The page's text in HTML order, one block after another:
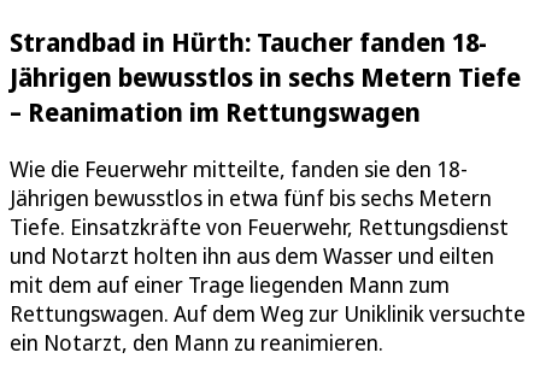
Strandbad in Hürth: Taucher fanden 18-
Jährigen bewusstlos in sechs Metern Tiefe
– Reanimation im Rettungswagen
Wie die Feuerwehr mitteilte, fanden sie den 18-
Jährigen bewusstlos in etwa fünf bis sechs Metern
Tiefe. Einsatzkräfte von Feuerwehr, Rettungsdienst
und Notarzt holten ihn aus dem Wasser und eilten
mit dem auf einer Trage liegenden Mann zum
Rettungswagen. Auf dem Weg zur Uniklinik versuchte
ein Notarzt, den Mann zu reanimieren.